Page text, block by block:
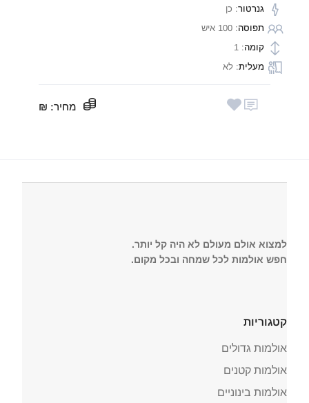
גנרטור: כן
תפוסה: 100 איש
קומה: 1
מעלית: לא
מחיר: ₪
למצוא אולם מעולם לא היה קל יותר.
חפש אולמות לכל שמחה ובכל מקום.
קטגוריות
אולמות גדולים
אולמות קטנים
אולמות בינוניים